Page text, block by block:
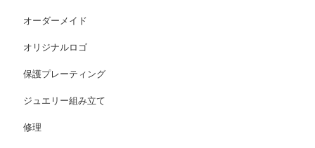
オーダーメイド
オリジナルロゴ
保護プレーティング
ジュエリー組み立て
修理